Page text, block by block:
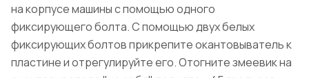
на корпусе машины с помощью одного
фиксирующего болта. С помощью двух белых
фиксирующих болтов прикрепите окантовыватель к
пластине и отрегулируйте его. Отогните змеевик на